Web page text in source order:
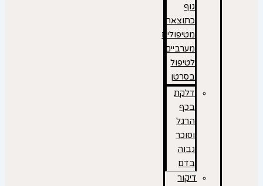
גוף
כתוצאה
מטיפולים
מערביים
לטיפול
בסרטן
דלקת
בכף
הרגל
וסוכר
גבוה
בדם
דיקור